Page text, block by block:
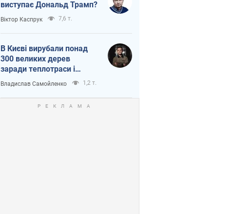
виступає Дональд Трамп?
Віктор Каспрук 7,6 т.
В Києві вирубали понад
300 великих дерев
заради теплотраси і
всупереч Генплану
Владислав Самойленко 1,2 т.